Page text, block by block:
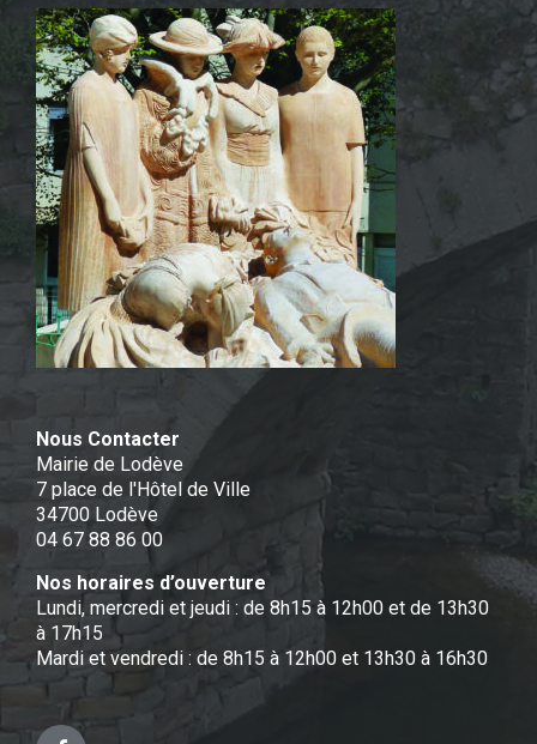
Nous Contacter
Mairie de Lodève
7 place de l'Hôtel de Ville
34700 Lodève
04 67 88 86 00
Nos horaires d’ouverture
Lundi, mercredi et jeudi : de 8h15 à 12h00 et de 13h30
à 17h15
Mardi et vendredi : de 8h15 à 12h00 et 13h30 à 16h30